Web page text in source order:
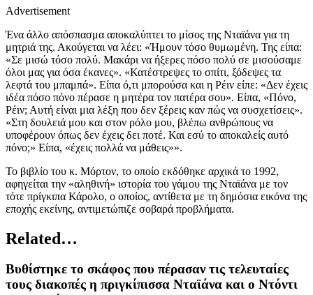
Advertisement
Ένα άλλο απόσπασμα αποκαλύπτει το μίσος της Νταϊάνα για τη
μητριά της. Ακούγεται να λέει: «Ήμουν τόσο θυμωμένη. Της είπα:
«Σε μισώ τόσο πολύ. Μακάρι να ήξερες πόσο πολύ σε μισούσαμε
όλοι μας για όσα έκανες». «Κατέστρεψες το σπίτι, ξόδεψες τα
λεφτά του μπαμπά». Είπα ό,τι μπορούσα και η Ρέιν είπε: «Δεν έχεις
ιδέα πόσο πόνο πέρασε η μητέρα τον πατέρα σου». Είπα, «Πόνο,
Ρέιν; Αυτή είναι μια λέξη που δεν ξέρεις καν πώς να συσχετίσεις».
«Στη δουλειά μου και στον ρόλο μου, βλέπω ανθρώπους να
υποφέρουν όπως δεν έχεις δει ποτέ. Και εσύ το αποκαλείς αυτό
πόνο;» Είπα, «έχεις πολλά να μάθεις»».
Το βιβλίο του κ. Μόρτον, το οποίο εκδόθηκε αρχικά το 1992,
αφηγείται την «αληθινή» ιστορία του γάμου της Νταϊάνα με τον
τότε πρίγκιπα Κάρολο, ο οποίος, αντίθετα με τη δημόσια εικόνα της
εποχής εκείνης, αντιμετώπιζε σοβαρά προβλήματα.
Related…
Βυθίστηκε το σκάφος που πέρασαν τις τελευταίες
τους διακοπές η πριγκίπισσα Νταϊάνα και ο Ντόντι